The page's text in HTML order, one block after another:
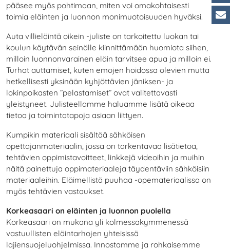
pääsee myös pohtimaan, miten voi omakohtaisesti
toimia eläinten ja luonnon monimuotoisuuden hyväksi.
Auta villieläintä oikein -juliste on tarkoitettu luokan tai
koulun käytävän seinälle kiinnittämään huomiota siihen,
milloin luonnonvarainen eläin tarvitsee apua ja milloin ei.
Turhat auttamiset, kuten emojen hoidossa olevien mutta
hetkellisesti yksinään kyhjöttävien jäniksen- ja
lokinpoikasten ”pelastamiset” ovat valitettavasti
yleistyneet. Julisteellamme haluamme lisätä oikeaa
tietoa ja toimintatapoja asiaan liittyen.
Kumpikin materiaali sisältää sähköisen
opettajanmateriaalin, jossa on tarkentavaa lisätietoa,
tehtävien oppimistavoitteet, linkkejä videoihin ja muihin
näitä painettuja oppimateriaaleja täydentäviin sähköisiin
materiaaleihin. Eläimellistä puuhaa -opemateriaalissa on
myös tehtävien vastaukset.
Korkeasaari on eläinten ja luonnon puolella
Korkeasaari on mukana yli kolmessakymmenessä
vastuullisten eläintarhojen yhteisissä
lajiensuojeluohjelmissa. Innostamme ja rohkaisemme